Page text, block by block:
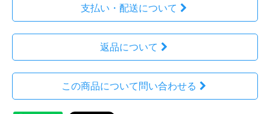
支払い・配送について
返品について
この商品について問い合わせる